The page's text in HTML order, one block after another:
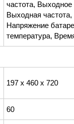
частота, Выходное
Выходная частота,
Напряжение
температура,
197 х 460 х 720
60